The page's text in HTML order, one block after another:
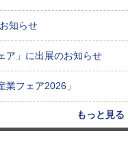
知らせ
ア」に出展のお知らせ
フェア2026」
もっと見る